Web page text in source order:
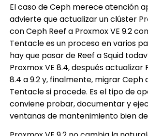
El caso de Ceph merece atención
advierte que actualizar un clúster
con Ceph Reef a Proxmox VE 9.2
Tentacle es un proceso en varios
hay que pasar de Reef a Squid
Proxmox VE 8.4, después actualizar
8.4 a 9.2 y, finalmente, migrar Ceph
Tentacle si procede. Es el tipo de
conviene probar, documentar y
ventanas de mantenimiento bien